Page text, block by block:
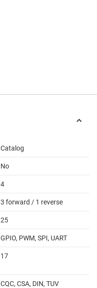
Catalog
No
4
3 forward / 1 reverse
25
GPIO, PWM, SPI, UART
17
CQC, CSA, DIN, TUV